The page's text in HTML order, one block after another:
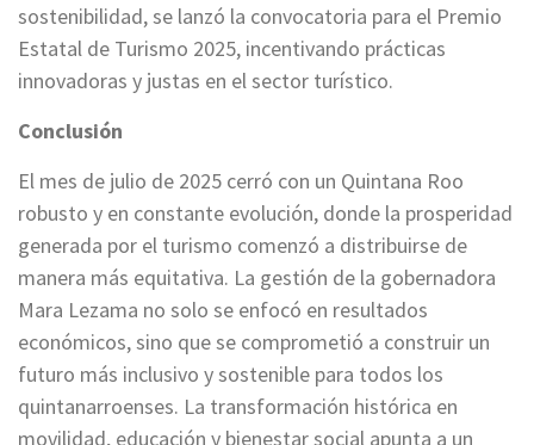
sostenibilidad, se lanzó la convocatoria para el Premio
Estatal de Turismo 2025, incentivando prácticas
innovadoras y justas en el sector turístico.
Conclusión
El mes de julio de 2025 cerró con un Quintana Roo
robusto y en constante evolución, donde la prosperidad
generada por el turismo comenzó a distribuirse de
manera más equitativa. La gestión de la gobernadora
Mara Lezama no solo se enfocó en resultados
económicos, sino que se comprometió a construir un
futuro más inclusivo y sostenible para todos los
quintanarroenses. La transformación histórica en
movilidad, educación y bienestar social apunta a un